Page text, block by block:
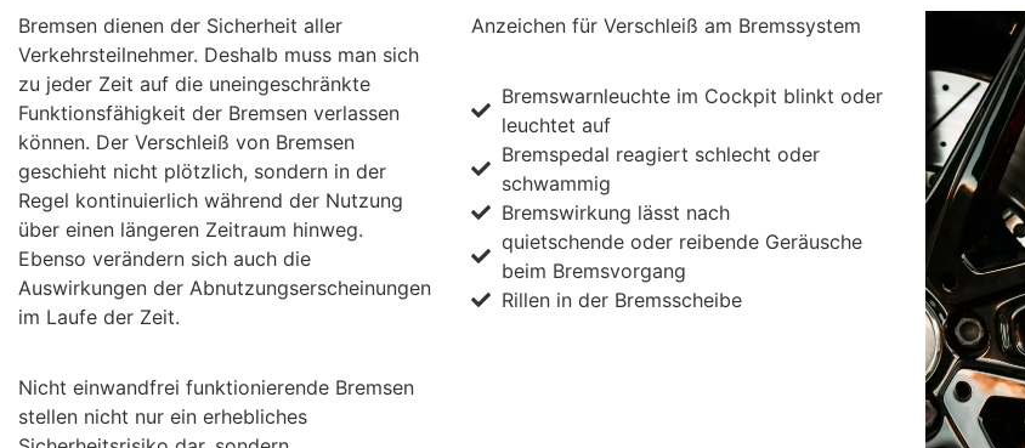
Bremsen dienen der Sicherheit aller
Verkehrsteilnehmer. Deshalb muss man sich
zu jeder Zeit auf die uneingeschränkte
Funktionsfähigkeit der Bremsen verlassen
können. Der Verschleiß von Bremsen
geschieht nicht plötzlich, sondern in der
Regel kontinuierlich während der Nutzung
über einen längeren Zeitraum hinweg.
Ebenso verändern sich auch die
Auswirkungen der Abnutzungserscheinungen
im Laufe der Zeit.
Nicht einwandfrei funktionierende Bremsen
stellen nicht nur ein erhebliches
Anzeichen für Verschleiß am Bremssystem
Bremswarnleuchte im Cockpit blinkt oder
leuchtet auf
Bremspedal reagiert schlecht oder
schwammig
Bremswirkung lässt nach
quietschende oder reibende Geräusche
beim Bremsvorgang
Rillen in der Bremsscheibe